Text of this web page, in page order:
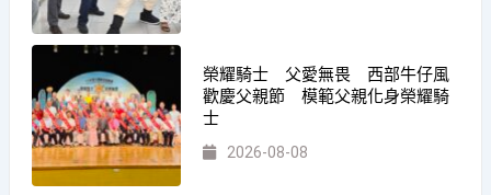
榮耀騎士 父愛無畏 西部牛仔風
歡慶父親節 模範父親化身榮耀騎
士
2026-08-08